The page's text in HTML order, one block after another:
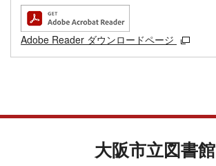
Adobe Reader ダウンロードページ
大阪市立図書館